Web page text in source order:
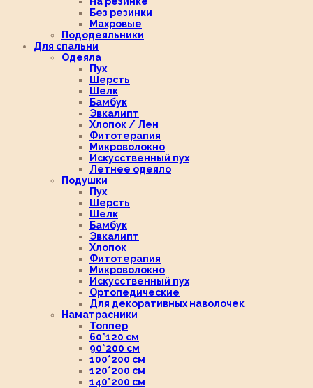
Без резинки
Махровые
Пододеяльники
Для спальни
Одеяла
Пух
Шерсть
Шелк
Бамбук
Эвкалипт
Хлопок / Лен
Фитотерапия
Микроволокно
Искусственный пух
Летнее одеяло
Подушки
Пух
Шерсть
Шелк
Бамбук
Эвкалипт
Хлопок
Фитотерапия
Микроволокно
Искусственный пух
Ортопедические
Для декоративных наволочек
Наматрасники
Топпер
60*120 см
90*200 см
100*200 см
120*200 см
140*200 см